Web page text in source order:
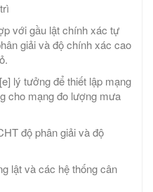
với gầu lật chính xác tự
giải và độ chính xác cao
lý tưởng để thiết lập mạng
cho mạng đo lượng mưa
độ phân giải và độ
lật và các hệ thống cân